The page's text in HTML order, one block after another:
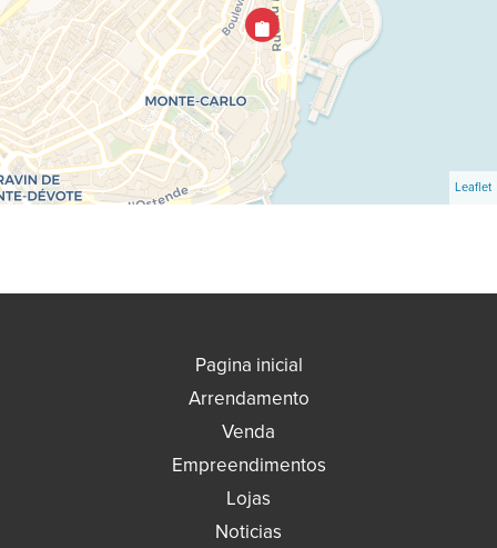
Leaflet
Pagina inicial
Arrendamento
Venda
Empreendimentos
Lojas
Noticias